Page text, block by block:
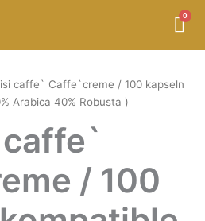
caffe` Caffe`creme / 100 kapseln
Arabica 40% Robusta )
/ 100